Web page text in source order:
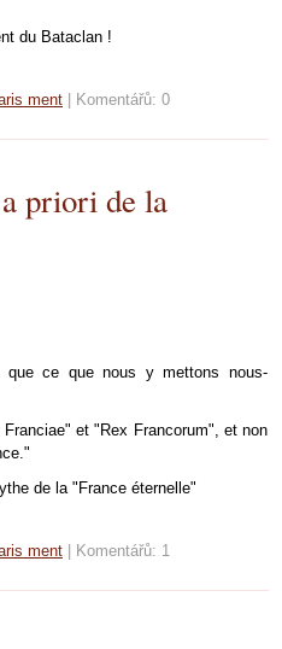
du Bataclan !
ment Komentářů: 0
priori de la
que ce que nous y mettons nous-
et "Rex Francorum", et non
de la "France éternelle"
ment Komentářů: 1